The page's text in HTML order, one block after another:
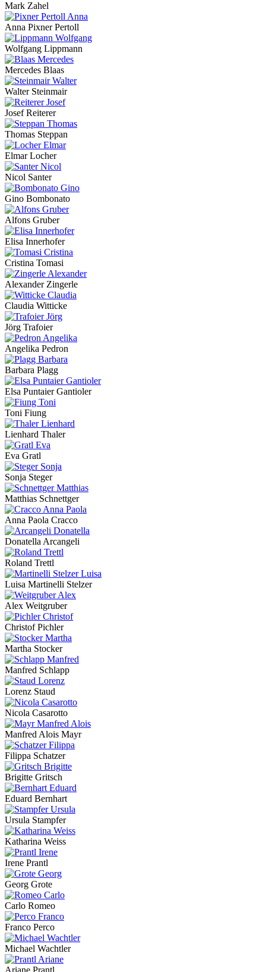
Mark Zahel
Anna Pixner Pertoll
Wolfgang Lippmann
Mercedes Blaas
Walter Steinmair
Josef Reiterer
Thomas Steppan
Elmar Locher
Nicol Santer
Gino Bombonato
Alfons Gruber
Elisa Innerhofer
Cristina Tomasi
Alexander Zingerle
Claudia Witticke
Jörg Trafoier
Angelika Pedron
Barbara Plagg
Elsa Puntaier Gantioler
Toni Fiung
Lienhard Thaler
Eva Gratl
Sonja Steger
Matthias Schnettger
Anna Paola Cracco
Donatella Arcangeli
Roland Trettl
Luisa Martinelli Stelzer
Alex Weitgruber
Christof Pichler
Martha Stocker
Manfred Schlapp
Lorenz Staud
Nicola Casarotto
Manfred Alois Mayr
Filippa Schatzer
Brigitte Gritsch
Eduard Bernhart
Ursula Stampfer
Katharina Weiss
Irene Prantl
Georg Grote
Carlo Romeo
Franco Perco
Michael Wachtler